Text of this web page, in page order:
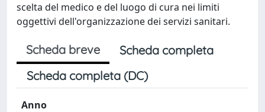
scelta del medico e del luogo di cura nei limiti
oggettivi dell'organizzazione dei servizi sanitari.
Scheda breve
Scheda completa
Scheda completa (DC)
Anno